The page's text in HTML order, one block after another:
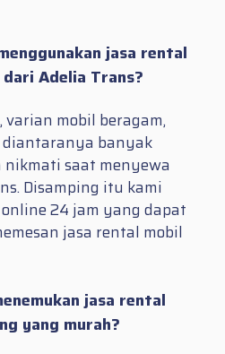
jasa rental
Adelia Trans?
mobil beragam,
banyak
saat menyewa
Disamping itu kami
24 jam yang dapat
jasa rental mobil
jasa rental
yang murah?